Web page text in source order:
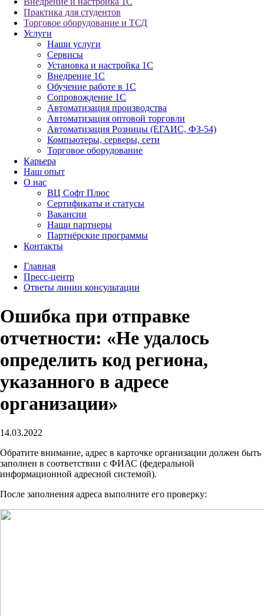
Практика для студентов
Торговое оборудование и ТСД
Услуги
Наши услуги
Сервисы
Установка и настройка 1С
Внедрение 1С
Обучение работе в 1С
Сопровождение 1С
Автоматизация производства
Автоматизация оптовой торговли
Автоматизация Розницы (ЕГАИС, ФЗ-54)
Компьютеры, серверы, сети
Торговое оборудование
Карьера
Наш опыт
О нас
ВЦ Софт Плюс
Сертификаты и статусы
Вакансии
Наши партнеры
Партнёрские программы
Контакты
Главная
Пресс-центр
Ответы линии консультации
Ошибка при отправке
отчетности: «Не удалось
определить код региона,
указанного в адресе
организации»
14.03.2022
Обратите внимание, адрес в карточке организации должен быть
заполнен в соответствии с ФИАС (федеральной
информационной адресной системой).
После заполнения адреса выполните его проверку: